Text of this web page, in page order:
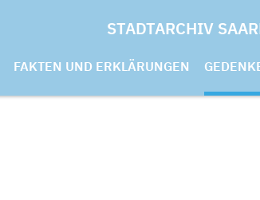
STADTARCHIV
FAKTEN UND ERKLÄRUNGEN